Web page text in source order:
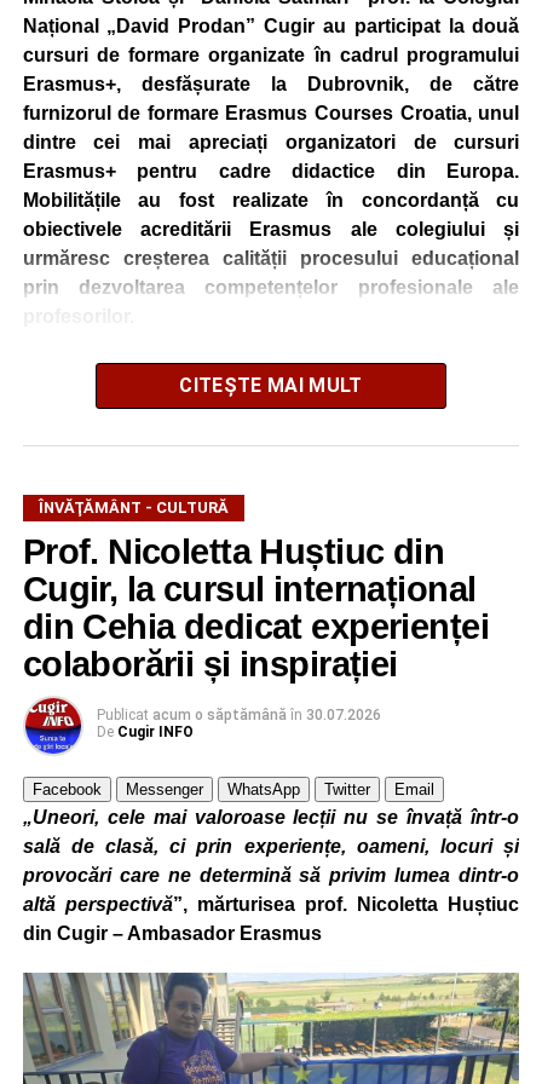
Național „David Prodan” Cugir au participat la două
cursuri de formare organizate în cadrul programului
Erasmus+, desfășurate la Dubrovnik, de către
furnizorul de formare Erasmus Courses Croatia, unul
dintre cei mai apreciați organizatori de cursuri
Erasmus+ pentru cadre didactice din Europa.
Mobilitățile au fost realizate în concordanță cu
obiectivele acreditării Erasmus ale colegiului și
urmăresc creșterea calității procesului educațional
prin dezvoltarea competențelor profesionale ale
Cadrele didactice au participat la cursurile
„Sustainability in Education – Introducing Green and
Eco-Lifestyles”și
for Educators: Transform Teaching with Technology,
ChatGPT, DeepSeek, Multimedia, Storytelling, Game-
Based Learning & Smart Assessment Strategies”,
programe care au abordat teme de actualitate privind
educația pentru dezvoltare durabilă și integrarea
tehnologiilor digitale și a inteligenței artificiale în procesul
de predare-învățare.
Pe parcursul celor cinci zile de formare, profesorii au
descoperit metode moderne de proiectare a activităților
didactice, instrumente digitale și aplicații bazate pe
inteligență artificială, tehnici de storytelling, învățare prin
CITEȘTE MAI MULT
ÎNVĂŢĂMÂNT - CULTURĂ
Prof. Nicoletta Huștiuc din
Cugir, la cursul internațional
din Cehia dedicat experienței
colaborării și inspirației
Publicat acum o săptămână în 30.07.2026
De Cugir INFO
Facebook Messenger WhatsApp Twitter Email
„Uneori, cele mai valoroase lecții nu se învață într-o
sală de clasă, ci prin experiențe, oameni, locuri și
provocări care ne determină să privim lumea dintr-o
altă perspectivă”, mărturisea prof. Nicoletta Huștiuc
din Cugir – Ambasador Erasmus